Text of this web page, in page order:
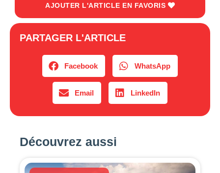
AJOUTER L'ARTICLE EN FAVORIS
PARTAGER L'ARTICLE
Facebook WhatsApp
Email LinkedIn
Découvrez aussi